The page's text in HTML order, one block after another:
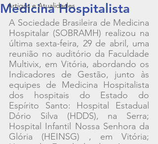
Artigos e Atualidades
Medicina Hospitalista
A Sociedade Brasileira de Medicina
Hospitalar (SOBRAMH) realizou na
última sexta-feira, 29 de abril, uma
reunião no auditório da Faculdade
Multivix, em Vitória, abordando os
Indicadores de Gestão, junto às
equipes de Medicina Hospitalista
dos hospitais do Estado do
Espírito Santo: Hospital Estadual
Dório Silva (HDDS), na Serra;
Hospital Infantil Nossa Senhora da
Glória (HEINSG) , em Vitória;